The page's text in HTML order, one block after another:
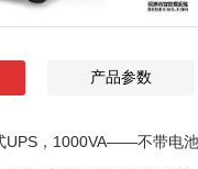
产品参数
UPS，1000VA——不带电池